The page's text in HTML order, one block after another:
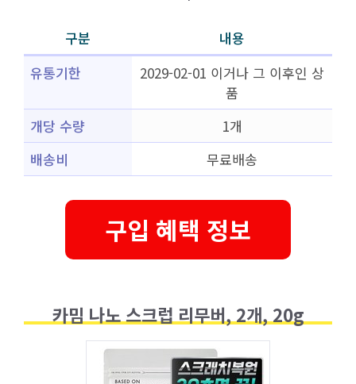
구분
내용
유통기한
2029-02-01 이거나 그 이후인 상
품
개당 수량
1개
배송비
무료배송
구입 혜택 정보
카밈 나노 스크럽 리무버, 2개, 20g